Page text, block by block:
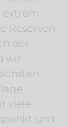
extrem
Reserven
der
wir
viele
und